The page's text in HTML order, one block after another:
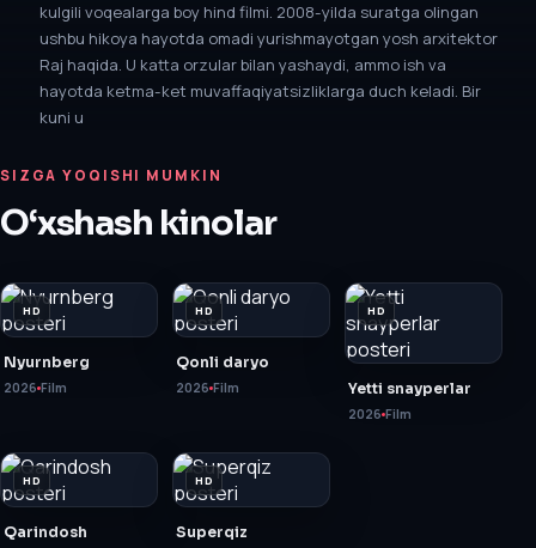
kulgili voqealarga boy hind filmi. 2008-yilda suratga olingan
ushbu hikoya hayotda omadi yurishmayotgan yosh arxitektor
Raj haqida. U katta orzular bilan yashaydi, ammo ish va
hayotda ketma-ket muvaffaqiyatsizliklarga duch keladi. Bir
kuni u
SIZGA YOQISHI MUMKIN
O‘xshash kinolar
HD
Nyurnberg
2026 Film
HD
Qonli daryo
2026 Film
HD
Yetti snayperlar
2026 Film
HD
Qarindosh
HD
Superqiz